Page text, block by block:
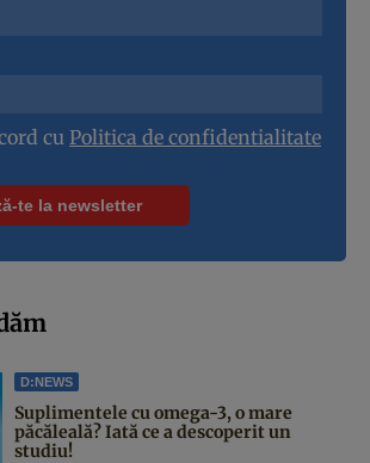
cu Politica de confidentialitate
D:NEWS
Suplimentele cu omega-3, o mare
păcăleală? Iată ce a descoperit un
studiu!